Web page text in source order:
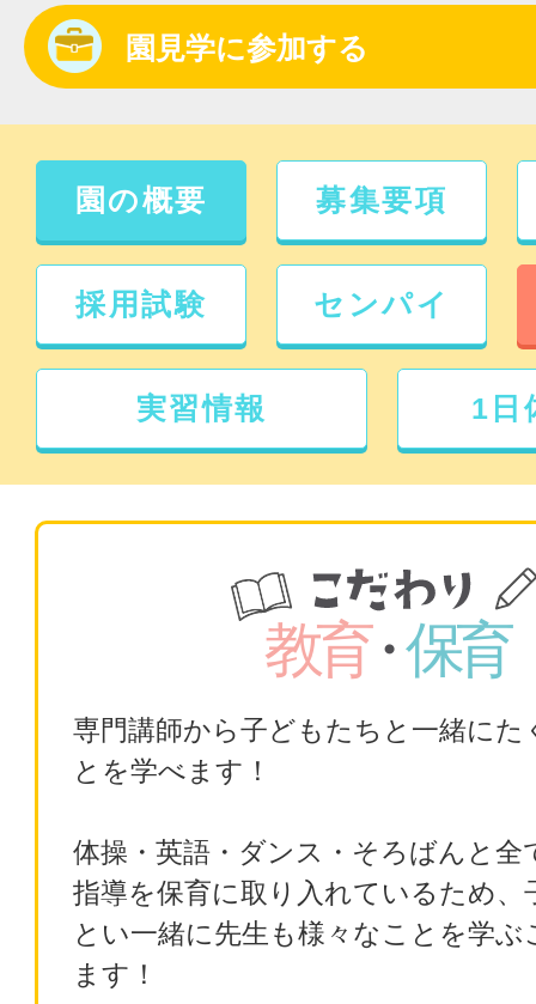
園見学に参加する
園の概要 募集要項
採用試験 センパイ
実習情報 1日
専門講師から子どもたちと一緒にた
とを学べます！
体操・英語・ダンス・そろばんと全
指導を保育に取り入れているため、
とい一緒に先生も様々なことを学ぶ
ます！